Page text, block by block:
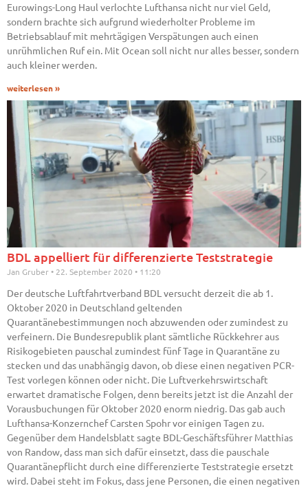
Eurowings-Long Haul verlochte Lufthansa nicht nur viel Geld,
sondern brachte sich aufgrund wiederholter Probleme im
Betriebsablauf mit mehrtägigen Verspätungen auch einen
unrühmlichen Ruf ein. Mit Ocean soll nicht nur alles besser, sondern
auch kleiner werden.
weiterlesen »
BDL appelliert für differenzierte Teststrategie
Jan Gruber 22. September 2020 11:20
Der deutsche Luftfahrtverband BDL versucht derzeit die ab 1.
Oktober 2020 in Deutschland geltenden
Quarantänebestimmungen noch abzuwenden oder zumindest zu
verfeinern. Die Bundesrepublik plant sämtliche Rückkehrer aus
Risikogebieten pauschal zumindest fünf Tage in Quarantäne zu
stecken und das unabhängig davon, ob diese einen negativen PCR-
Test vorlegen können oder nicht. Die Luftverkehrswirtschaft
erwartet dramatische Folgen, denn bereits jetzt ist die Anzahl der
Vorausbuchungen für Oktober 2020 enorm niedrig. Das gab auch
Lufthansa-Konzernchef Carsten Spohr vor einigen Tagen zu.
Gegenüber dem Handelsblatt sagte BDL-Geschäftsführer Matthias
von Randow, dass man sich dafür einsetzt, dass die pauschale
Quarantänepflicht durch eine differenzierte Teststrategie ersetzt
wird. Dabei steht im Fokus, dass jene Personen, die einen negativen